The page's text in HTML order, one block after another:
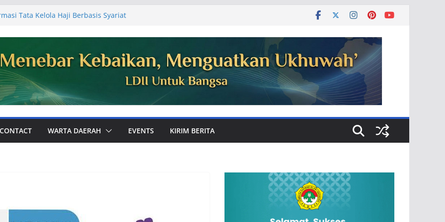
Tata Kelola Haji Berbasis Syariat
PC LDII Tualang
81, Warga PC LDII Dayun Gelar Kerja
Masjid
Kabupaten Siak Audiensi ke
Laporan Kegiatan Semester I
Pembinaan Karakter Generasi
Bola
CONTACT WARTA DAERAH EVENTS KIRIM BERITA